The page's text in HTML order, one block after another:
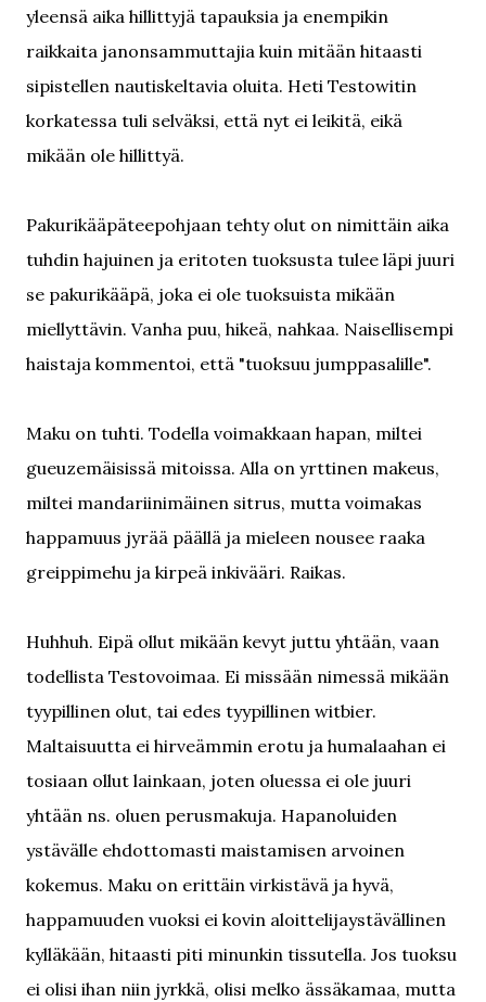
yleensä aika hillittyjä tapauksia ja enempikin
raikkaita janonsammuttajia kuin mitään hitaasti
sipistellen nautiskeltavia oluita. Heti Testowitin
korkatessa tuli selväksi, että nyt ei leikitä, eikä
mikään ole hillittyä.
Pakurikääpäteepohjaan tehty olut on nimittäin aika
tuhdin hajuinen ja eritoten tuoksusta tulee läpi juuri
se pakurikääpä, joka ei ole tuoksuista mikään
miellyttävin. Vanha puu, hikeä, nahkaa. Naisellisempi
haistaja kommentoi, että "tuoksuu jumppasalille".
Maku on tuhti. Todella voimakkaan hapan, miltei
gueuzemäisissä mitoissa. Alla on yrttinen makeus,
miltei mandariinimäinen sitrus, mutta voimakas
happamuus jyrää päällä ja mieleen nousee raaka
greippimehu ja kirpeä inkivääri. Raikas.
Huhhuh. Eipä ollut mikään kevyt juttu yhtään, vaan
todellista Testovoimaa. Ei missään nimessä mikään
tyypillinen olut, tai edes tyypillinen witbier.
Maltaisuutta ei hirveämmin erotu ja humalaahan ei
tosiaan ollut lainkaan, joten oluessa ei ole juuri
yhtään ns. oluen perusmakuja. Hapanoluiden
ystävälle ehdottomasti maistamisen arvoinen
kokemus. Maku on erittäin virkistävä ja hyvä,
happamuuden vuoksi ei kovin aloittelijaystävällinen
kylläkään, hitaasti piti minunkin tissutella. Jos tuoksu
ei olisi ihan niin jyrkkä, olisi melko ässäkamaa, mutta